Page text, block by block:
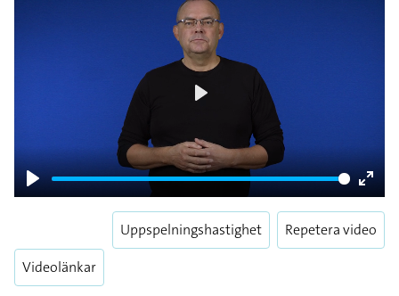
Play
Enter
Videolänkar
Uppspelningshastighet Repetera video